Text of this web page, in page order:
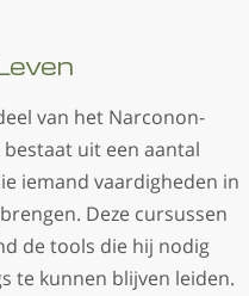
van het Narconon-
uit een aantal
iemand vaardigheden in
Deze cursussen
de tools die hij nodig
te kunnen blijven leiden.